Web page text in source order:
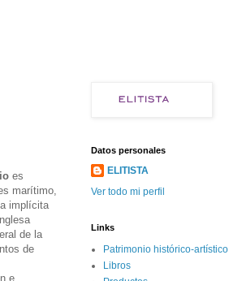
es
marítimo,
implícita
de la
de
e
Datos personales
ELITISTA
Ver todo mi perfil
Links
Patrimonio histórico-artístico
Libros